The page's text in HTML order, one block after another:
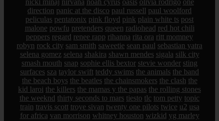
direction panic at the disco paul russell paul woolford
peliculas pentatonix pink floyd pink plain white ts post
malone powfu pretenders queen radiohead red hot chili
peppers regard renee rapp rihanna rita ora ritt momney
robyn rock city sam smith saweetie sean paul sebastian yatra
selena gomez selena shakira shawn mendes sigala silk city
smash mouth snap sophie ellis bextor stevie wonder sting
surfaces sza taylor swift teddy swims the animals the band
the beach boys the beatles the chainsmokers the clash the
kid laroi the killers the mamas y the papas the rolling stones
the weeknd thirty seconds to mars tiesto tlc tom petty topic
train travis scott troye sivan twenty one pilots twice u2 usa
for africa van morrison whitney houston wizkid yg marley